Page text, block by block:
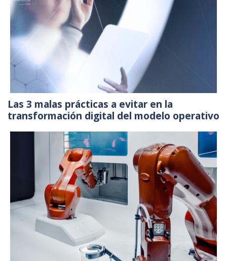
Las 3 malas prácticas a evitar en la
transformación digital del modelo operativo